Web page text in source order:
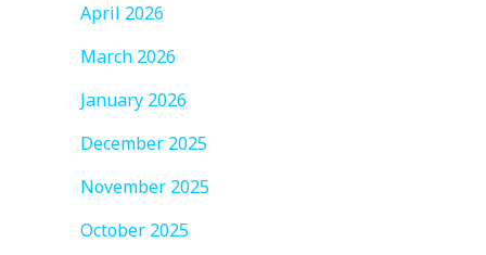
April 2026
March 2026
January 2026
December 2025
November 2025
October 2025